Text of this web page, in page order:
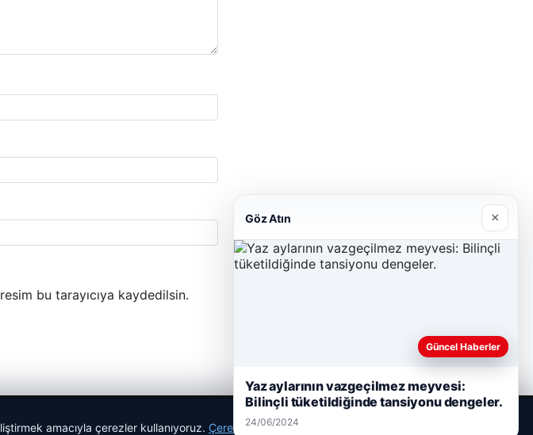
bu tarayıcıya kaydedilsin.
amacıyla çerezler kullanıyoruz. Çerez Politikamız
Göz Atın ×
Güncel Haberler
Yaz aylarının vazgeçilmez meyvesi:
Bilinçli tüketildiğinde tansiyonu dengeler.
24/06/2024